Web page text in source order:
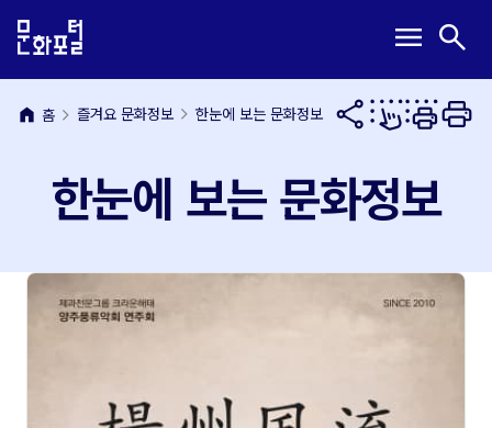
문
내
용
메
뉴
바
메
열
기
menu 검
열
기
search
home 홈 즐겨요 문화정보 한눈에 보는 문화정보
한눈에 보는 문화정보